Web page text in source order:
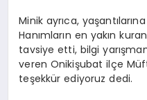
Minik ayrıca,
Hanımların en yakın
tavsiye etti, bilgi
veren Onikişubat ilçe
teşekkür ediyoruz dedi.